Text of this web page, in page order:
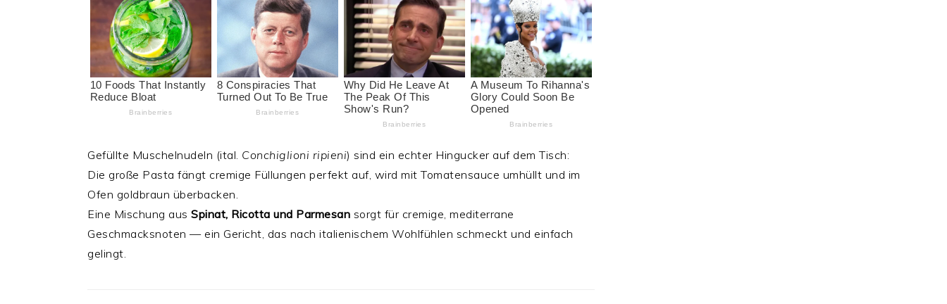
Gefüllte Muschelnudeln (ital. Conchiglioni ripieni) sind ein echter Hingucker auf dem Tisch:
Die große Pasta fängt cremige Füllungen perfekt auf, wird mit Tomatensauce umhüllt und im
Ofen goldbraun überbacken.
Eine Mischung aus Spinat, Ricotta und Parmesan sorgt für cremige, mediterrane
Geschmacksnoten — ein Gericht, das nach italienischem Wohlfühlen schmeckt und einfach
gelingt.